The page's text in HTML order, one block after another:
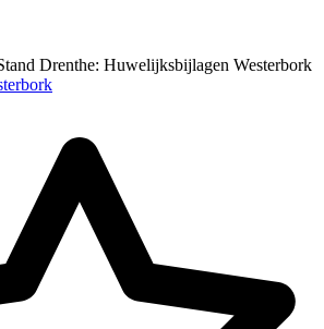
Drenthe: Huwelijksbijlagen Westerbork